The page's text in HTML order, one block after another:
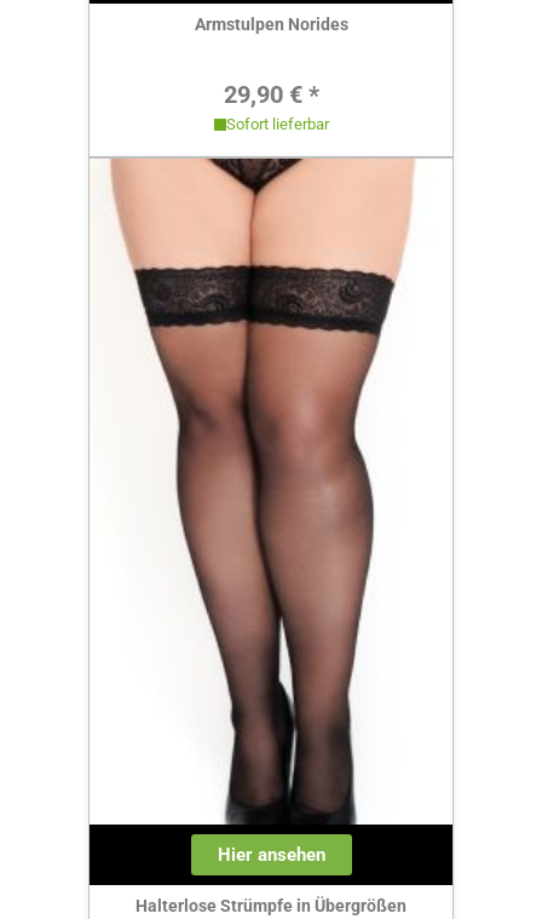
Armstulpen Norides
Regulärer Preis:
29,90 € *
Sofort lieferbar
Hier ansehen
Halterlose Strümpfe in Übergrößen